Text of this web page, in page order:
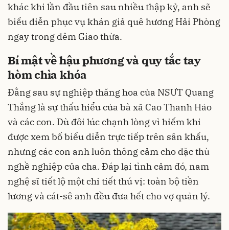
khác khi lần đầu tiên sau nhiều thập kỷ, anh sẽ
biểu diễn phục vụ khán giả quê hương Hải Phòng
ngay trong đêm Giao thừa.
Bí mật về hậu phương và quy tắc tay
hòm chìa khóa
Đằng sau sự nghiệp thăng hoa của NSƯT Quang
Thắng là sự thấu hiểu của bà xã Cao Thanh Hảo
và các con. Dù đôi lúc chạnh lòng vì hiếm khi
được xem bố biểu diễn trực tiếp trên sân khấu,
nhưng các con anh luôn thông cảm cho đặc thù
nghề nghiệp của cha. Đáp lại tình cảm đó, nam
nghệ sĩ tiết lộ một chi tiết thú vị: toàn bộ tiền
lương và cát-sê anh đều đưa hết cho vợ quản lý.